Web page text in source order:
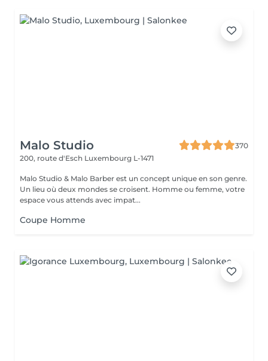
Malo Studio
370
200, route d'Esch Luxembourg L-1471
Malo Studio & Malo Barber est un concept unique en son genre.
Un lieu où deux mondes se croisent. Homme ou femme, votre
espace vous attends avec impat...
Coupe Homme